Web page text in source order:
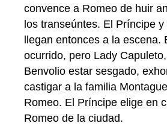
convence a Romeo de huir
los transeúntes. El Príncipe
llegan entonces a la
ocurrido, pero Lady
Benvolio estar sesgado,
castigar a la familia
Romeo. El Príncipe elige en
Romeo de la ciudad.